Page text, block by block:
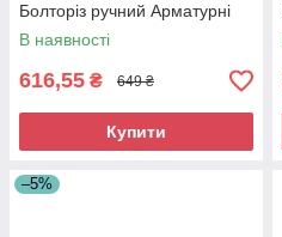
Болторіз ручний Арматурні
ножиці для металевих прутів
В наявності
616,55 ₴ 649 ₴
Купити
–5%